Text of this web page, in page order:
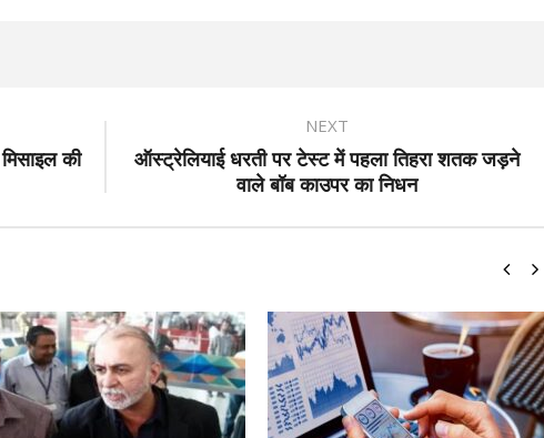
की
NEXT
ऑस्ट्रेलियाई धरती पर टेस्ट में पहला तिहरा शतक जड़ने
वाले बॉब काउपर का निधन